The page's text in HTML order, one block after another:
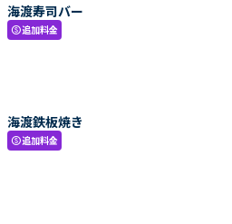
海渡寿司バー
paid追加料金
海渡鉄板焼き
paid追加料金